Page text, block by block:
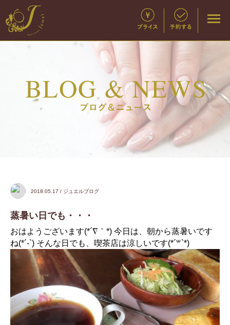
2018.05.17 / ジュエルブログ
蒸暑い日でも・・・
おはようございます(*´∇｀*) 今日は、朝から蒸暑いです
ね(*´-`) そんな日でも、喫茶店は涼しいです(*´꒳`*)